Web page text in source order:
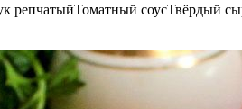
репчатыйТоматный соусТвёрдый